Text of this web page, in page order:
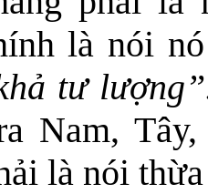
là nói
tư
Nam,
là nói